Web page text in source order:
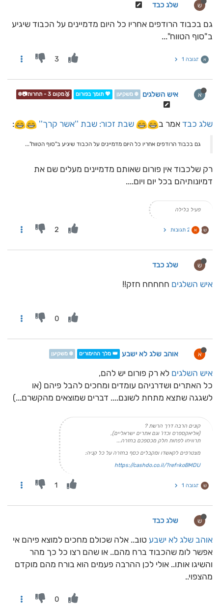
ש שלג כבד
גם בכבוד הרודפים אחריו כל היום מדמיינים על הכבוד שיגיע
ב"סוף הטווח"...
א תגובה 1 3
א איש השלגים ❄️ משקיען 💖 תומך בפורום 🥉מקום 3 - תחרות📷❄️
שלג כבד אמר ב שבת זכור: שבת ''אשר קרך'' :
גם בכבוד הרודפים אחריו כל היום מדמיינים על הכבוד שיגיע ב"סוף הטווח"...
רק שלכבוד אין פורום שאותם מדמיינים מעלים שם את
דמיונותיהם בכל יום ויום....
פעיל בלילה
ש א 2 תגובות 2
ש שלג כבד
איש השלגים חחחחח חזק!!
0
א אוהב שלג לא ישבע 👑 מלך ההימורים ❄️ משקיען
איש השלגים לא רק פורום יש להם,
כל האתרים ושדרניהם עומדים ומחכים להבל פיהם (או
לשגגה שתצא מתחת לשונם.... דברים שמוצאים מהקשרם...)
קונים הרבה דרך הרשת ?
(אליאקספרס וכדו' וגם אתרים ישראליים),
תרוויחו לפחות חלק מכספכם בחזרה...
מצטרפים לקאשדו ומקבלים כסף בחזרה על כל קניה:
https://cashdo.co.il/?ref=koBMDU
ש תגובה 1 1
ש שלג כבד
אוהב שלג לא ישבע טוב.. אלה שכולם מחכים למוצא פיהם אי
אפשר לומ שהכבוד ברח מהם.. או שהם רצו כל כך מהר
והשיגו אותו.. אולי לכן ההרבה פעמים הוא בורח מהם מוקדם
מהצפוי..
0